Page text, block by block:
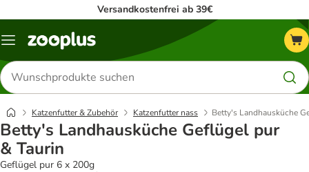
Versandkostenfrei ab 39€
Menü
Produkte
suchen
Katzenfutter & Zubehör Katzenfutter nass Betty's Landhausküche
Betty's Landhausküche Geflügel pur
& Taurin
Geflügel pur 6 x 200g